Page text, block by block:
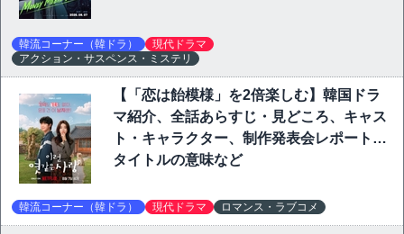
韓流コーナー（韓ドラ）
現代ドラマ
アクション・サスペンス・ミステリ
【「恋は飴模様」を2倍楽しむ】韓国ドラ
マ紹介、全話あらすじ・見どころ、キャス
ト・キャラクター、制作発表会レポート、
タイトルの意味など
韓流コーナー（韓ドラ） 現代ドラマ ロマンス・ラブコメ